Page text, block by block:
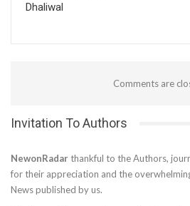
Dhaliwal
Comments are
Invitation To Authors
NewonRadar thankful to the Authors,
for their appreciation and the
News published by us.